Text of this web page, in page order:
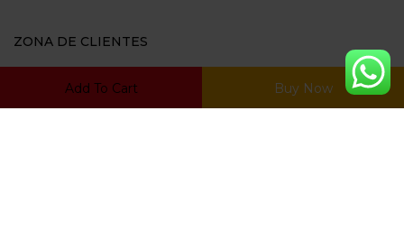
Add To Cart Buy Now
ZONA DE CLIENTES